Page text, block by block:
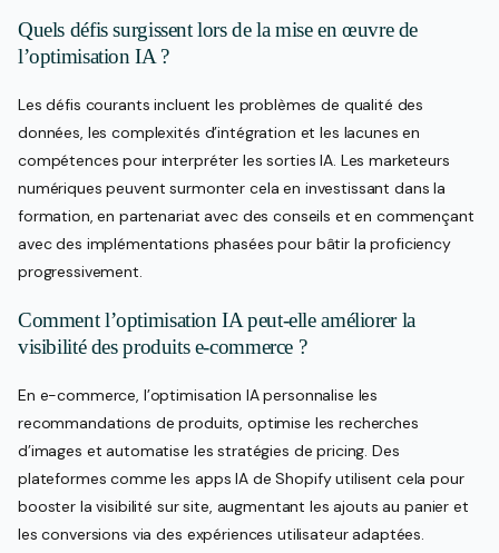
Quels défis surgissent lors de la mise en œuvre de
l’optimisation IA ?
Les défis courants incluent les problèmes de qualité des
données, les complexités d’intégration et les lacunes en
compétences pour interpréter les sorties IA. Les marketeurs
numériques peuvent surmonter cela en investissant dans la
formation, en partenariat avec des conseils et en commençant
avec des implémentations phasées pour bâtir la proficiency
progressivement.
Comment l’optimisation IA peut-elle améliorer la
visibilité des produits e-commerce ?
En e-commerce, l’optimisation IA personnalise les
recommandations de produits, optimise les recherches
d’images et automatise les stratégies de pricing. Des
plateformes comme les apps IA de Shopify utilisent cela pour
booster la visibilité sur site, augmentant les ajouts au panier et
les conversions via des expériences utilisateur adaptées.